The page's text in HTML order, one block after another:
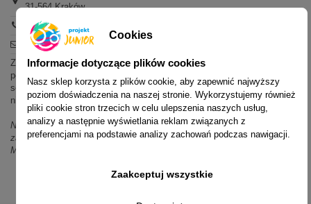
31-564 Kraków
+48 600 779 897
sklep@projektjunior.pl
Zapraszamy do sklepu stacjonarnego:
poniedziałek - piątek: 11.00-19.00
sobota: 10.00-14.00
niedziela (każda): nieczynne
Nie odpowiadamy na wiadomości SMS. W sprawach dotyczących
zamówień i oferty prosimy o kontakt mailowy, telefoniczny lub przez
Messenger.
Cookies
Informacje dotyczące plików cookies
Nasz sklep korzysta z plików cookie, aby zapewnić najwyższy
poziom doświadczenia na naszej stronie. Wykorzystujemy również
pliki cookie stron trzecich w celu ulepszenia naszych usług,
analizy a następnie wyświetlania reklam związanych z
preferencjami na podstawie analizy zachowań podczas nawigacji.
Zaakceptuj wszystkie